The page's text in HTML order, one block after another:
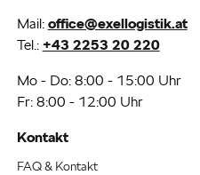
Mail: office@exellogistik.at
Tel.: +43 2253 20 220
Mo - Do: 8:00 - 15:00 Uhr
Fr: 8:00 - 12:00 Uhr
Kontakt
FAQ & Kontakt